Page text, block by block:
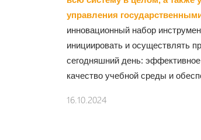
управления
инновационный набор
инициировать и осуществлять
сегодняшний день:
качество учебной среды и
16.10.2024